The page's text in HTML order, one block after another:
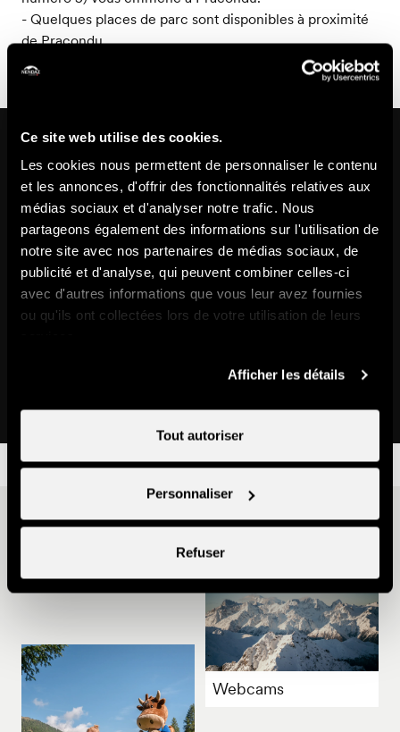
Ce site web utilise des cookies.
Les cookies nous permettent de personnaliser le contenu
et les annonces, d'offrir des fonctionnalités relatives aux
médias sociaux et d'analyser notre trafic. Nous
partageons également des informations sur l'utilisation de
notre site avec nos partenaires de médias sociaux, de
publicité et d'analyse, qui peuvent combiner celles-ci
avec d'autres informations que vous leur avez fournies
ou qu'ils ont collectées lors de votre utilisation de leurs
Afficher les détails
Tout autoriser
Personnaliser
Refuser
- Quelques places de parc sont disponibles à proximité
de Pracondu.
Sur cet itinéraire
D'autres idées
Webcams